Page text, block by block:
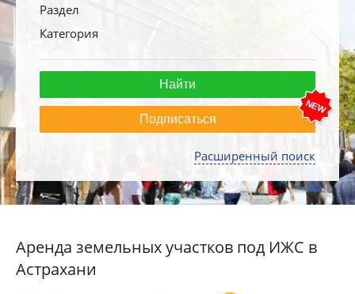
Раздел
Категория
Подписаться
Расширенный поиск
Аренда земельных участков под ИЖС в
Астрахани